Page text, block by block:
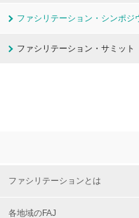
ファシリテーション・シンポジ
ファシリテーション・サミット
ファシリテーションとは
各地域のFAJ